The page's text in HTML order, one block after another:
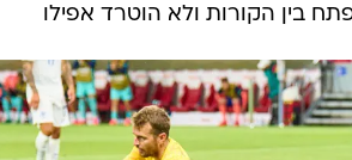
בין הקורות ולא הוטרד אפילו